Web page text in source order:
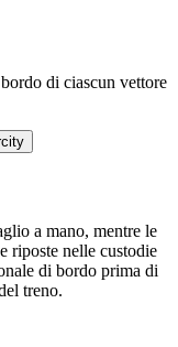
di ciascun vettore
a mano, mentre le
riposte nelle custodie
di bordo prima di
treno.